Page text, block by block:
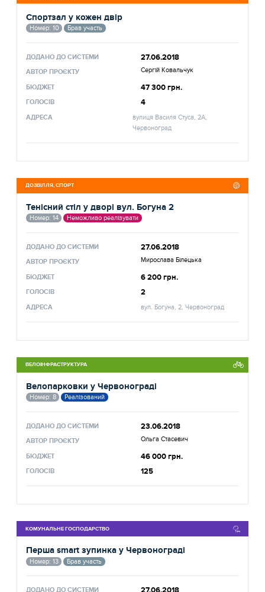
Спортзал у кожен двір
Номер: 10 Брав участь
ДОДАНО ДО СИСТЕМИ 27.06.2018
АВТОР ПРОЄКТУ Сергій Ковальчук
БЮДЖЕТ 47 300 грн.
ГОЛОСІВ 4
АДРЕСА
вулиця Василя Стуса, 2А,
Червоноград
ДОЗВІЛЛЯ, СПОРТ
Тенісний стіл у дворі вул. Богуна 2
Номер: 14 Неможливо реалізувати
ДОДАНО ДО СИСТЕМИ 27.06.2018
АВТОР ПРОЄКТУ Мирослава Білецька
БЮДЖЕТ 6 200 грн.
ГОЛОСІВ 2
АДРЕСА вул. Богуна, 2, Червоноград
ВЕЛОІНФРАСТРУКТУРА
Велопарковки у Червонограді
Номер: 8 Реалізований
ДОДАНО ДО СИСТЕМИ 23.06.2018
АВТОР ПРОЄКТУ Ольга Стасевич
БЮДЖЕТ 46 000 грн.
ГОЛОСІВ 125
КОМУНАЛЬНЕ ГОСПОДАРСТВО
Перша smart зупинка у Червонограді
Номер: 13 Брав участь
ДОДАНО ДО СИСТЕМИ